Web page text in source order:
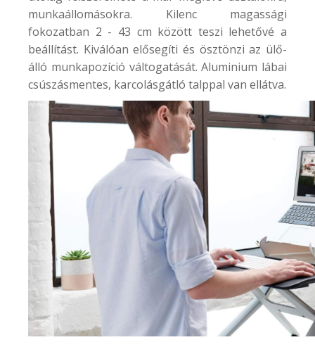
munkaállomásokra. Kilenc magassági
fokozatban 2 - 43 cm között teszi lehetővé a
beállítást. Kiválóan elősegíti és ösztönzi az ülő-
álló munkapozíció váltogatását. Aluminium lábai
csúszásmentes, karcolásgátló talppal van ellátva.